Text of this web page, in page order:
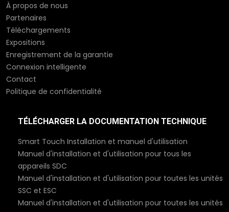
À propos de nous
Partenaires
Téléchargements
Expositions
Enregistrement de la garantie
Connexion intelligente
Contact
Politique de confidentialité
TÉLÉCHARGER LA DOCUMENTATION TECHNIQUE
Smart Touch Installation et manuel d'utilisation
Manuel d'installation et d'utilisation pour tous les
appareils SDC
Manuel d'installation et d'utilisation pour toutes les unités
SSC et ESC
Manuel d'installation et d'utilisation pour toutes les unités